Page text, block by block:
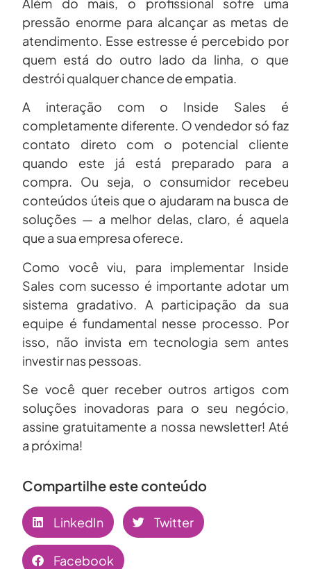
pressão enorme para alcançar as metas de
atendimento. Esse estresse é percebido por
quem está do outro lado da linha, o que
destrói qualquer chance de empatia.
A interação com o Inside Sales é
completamente diferente. O vendedor só faz
contato direto com o potencial cliente
quando este já está preparado para a
compra. Ou seja, o consumidor recebeu
conteúdos úteis que o ajudaram na busca de
soluções — a melhor delas, claro, é aquela
que a sua empresa oferece.
Como você viu, para implementar Inside
Sales com sucesso é importante adotar um
sistema gradativo. A participação da sua
equipe é fundamental nesse processo. Por
isso, não invista em tecnologia sem antes
investir nas pessoas.
Se você quer receber outros artigos com
soluções inovadoras para o seu negócio,
assine gratuitamente a nossa newsletter! Até
a próxima!
Compartilhe este conteúdo
LinkedIn Twitter
Facebook